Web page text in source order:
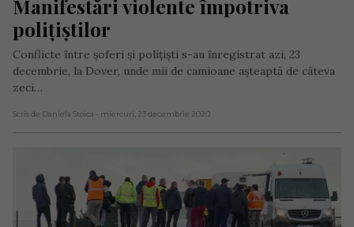
Manifestări violente împotriva
polițiștilor
Conflicte între șoferi și polițiști s-au înregistrat azi, 23
decembrie, la Dover, unde mii de camioane așteaptă de câteva
zeci…
Scris de Daniela Stoica - miercuri, 23 decembrie 2020